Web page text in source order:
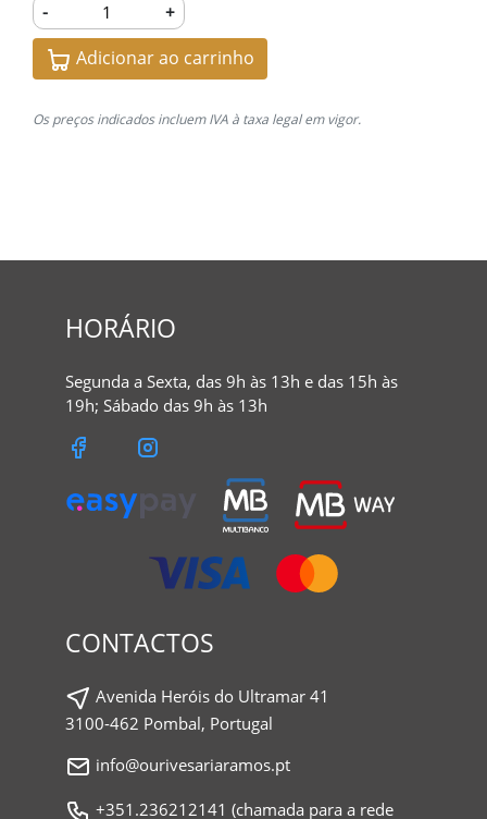
- +
Adicionar ao carrinho
Os preços indicados incluem IVA à taxa legal em vigor.
HORÁRIO
Segunda a Sexta, das 9h às 13h e das 15h às
19h; Sábado das 9h às 13h
CONTACTOS
Avenida Heróis do Ultramar 41
3100-462 Pombal, Portugal
info@ourivesariaramos.pt
+351.236212141 (chamada para a rede